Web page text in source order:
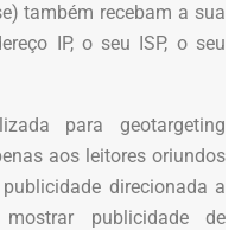
também recebam a sua
IP, o seu ISP, o seu
para geotargeting
aos leitores oriundos
direcionada a
publicidade de